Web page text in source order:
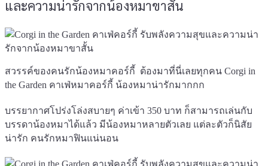
และความน่ารักจากน้องหมาขาสั้น
สวรรค์ของคนรักน้องหมาคอร์กี้ ต้องมาที่นี่เลยทุกคน Corgi in
the Garden คาเฟ่หมาคอร์กี้ น้องหมาน่ารักมากกก
บรรยากาศโปร่งโล่งสบายๆ ค่าเข้า 350 บาท ก็สามารถเล่นกับ
บรรดาน้องหมาได้แล้ว มีน้องหมาหลายตัวเลย แต่ละตัวก็นิสัย
น่ารัก คนรักหมาฟินแน่นอน